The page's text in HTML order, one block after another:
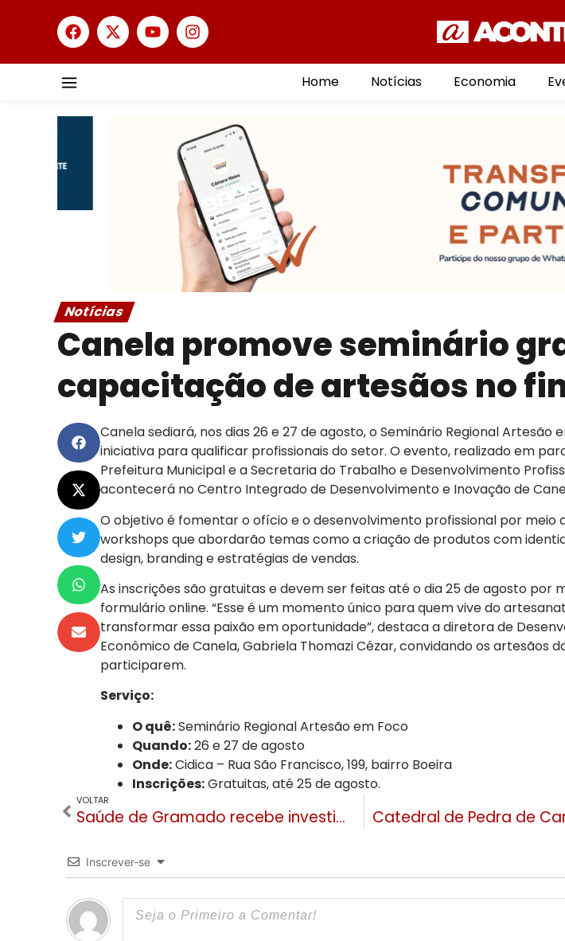
Home Notícias Economia
Notícias
Canela promove seminário
capacitação de artesãos no
Canela sediará, nos dias 26 e 27 de agosto, o Seminário Regional Artesão
iniciativa para qualificar profissionais do setor. O evento, realizado em
Prefeitura Municipal e a Secretaria do Trabalho e Desenvolvimento
acontecerá no Centro Integrado de Desenvolvimento e Inovação de
O objetivo é fomentar o ofício e o desenvolvimento profissional por meio
workshops que abordarão temas como a criação de produtos com
design, branding e estratégias de vendas.
As inscrições são gratuitas e devem ser feitas até o dia 25 de agosto por
formulário online. “Esse é um momento único para quem vive do
transformar essa paixão em oportunidade”, destaca a diretora de
Econômico de Canela, Gabriela Thomazi Cézar, convidando os artesãos
participarem.
Serviço:
O quê:Seminário Regional Artesão em Foco
Quando:26 e 27 de agosto
Onde:Cidica – Rua São Francisco, 199, bairro Boeira
Inscrições:Gratuitas, até 25 de agosto.
VOLTAR
Saúde de Gramado recebe investimento de R$ 2,1 milhões do Governdo do Estado para omplantação de hemodiálise
Inscrever-se